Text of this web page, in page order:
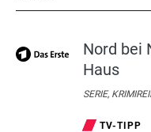
Nord bei
Haus
SERIE,
TV-TIPP